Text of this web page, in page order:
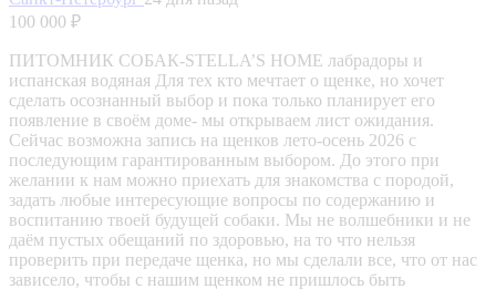
100 000 ₽
ПИТОМНИК СОБАК-STELLA’S HOME лабрадоры и
испанская водяная Для тех кто мечтает о щенке, но хочет
сделать осознанный выбор и пока только планирует его
появление в своём доме- мы открываем лист ожидания.
Сейчас возможна запись на щенков лето-осень 2026 с
последующим гарантированным выбором. До этого при
желании к нам можно приехать для знакомства с породой,
задать любые интересующие вопросы по содержанию и
воспитанию твоей будущей собаки. Мы не волшебники и не
даём пустых обещаний по здоровью, на то что нельзя
проверить при передаче щенка, но мы сделали все, что от нас
зависело, чтобы с нашим щенком не пришлось быть